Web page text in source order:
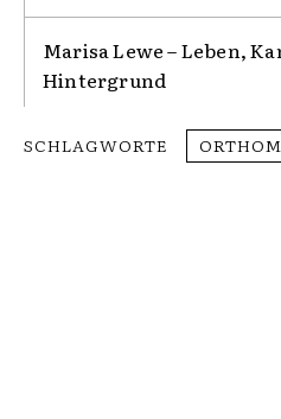
Marisa Lewe – Leben,
Hintergrund
SCHLAGWORTE